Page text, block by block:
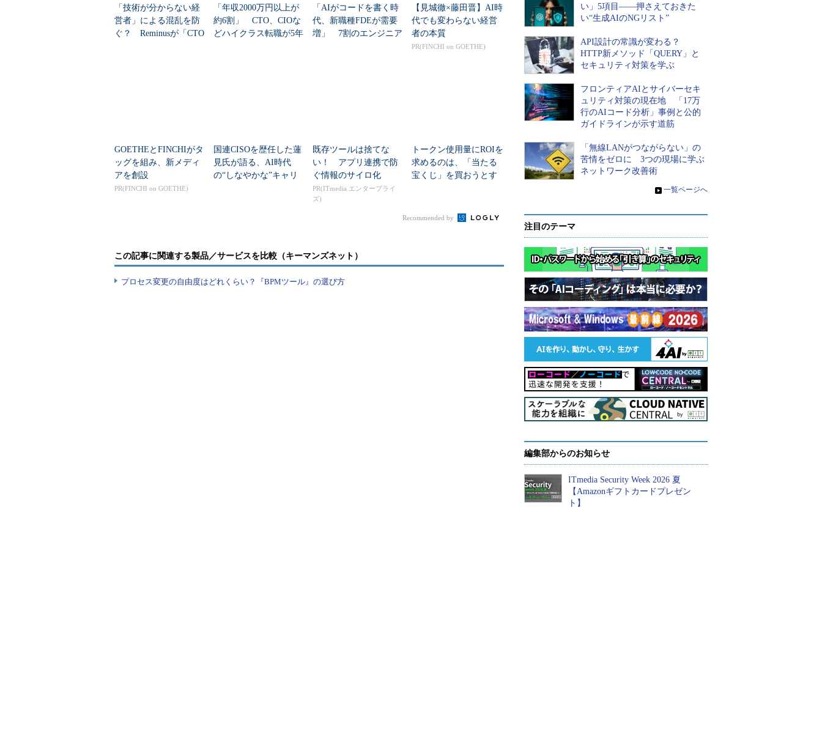
ており、そのうちアジアには17拠点あります。ここ数年における中国とインド拠点の成
長は目覚ましく、サーチビジネスを通じて「経済成長の基盤がどこに移行しつつあるの
「技術に理解がある」エンジニアCEOの存在は重要
小平：グローバルな視点から、経営者に接しているのですね。「将来の経営者」という
観点から日本のエンジニアを見て、どのように感じますか。
「エグゼクティブ候補」という観点からお
たエンジニアが実務経験の後にMBAに進学、再び企業
で経験を積んでCEOになる、というキャリアパスが一般
化しています。つまり、経営における「ハード面」とい
「技術が分からない経
営者」による混乱を防
ぐ？ Reminusが「CTO
「年収2000万円以上が
約6割」 CTO、CIOな
どハイクラス転職が5年
「AIがコードを書く時
代、新職種FDEが需要
増」 7割のエンジニア
【見城徹×藤田晋】AI時
代でも変わらない経営
者の本質
PR(FINCHI on GOETHE)
GOETHEとFINCHIがタ
ッグを組み、新メディ
アを創設
PR(FINCHI on GOETHE)
国連CISOを歴任した蓮
見氏が語る、AI時代
の“しなやかな”キャリ
既存ツールは捨てな
い！ アプリ連携で防
ぐ情報のサイロ化
PR(ITmedia エンタープライ
ズ)
トークン使用量にROIを
求めるのは、「当たる
宝くじ」を買おうとす
Recommended by
この記事に関連する製品／サービスを比較（キーマンズネット）
プロセス変更の自由度はどれくらい？『BPMツール』の選び方
い」5項目――押さえておきた
い“生成AIのNGリスト”
API設計の常識が変わる？
HTTP新メソッド「QUERY」と
セキュリティ対策を学ぶ
フロンティアAIとサイバーセキ
ュリティ対策の現在地 「17万
行のAIコード分析」事例と公的
ガイドラインが示す道筋
「無線LANがつながらない」の
苦情をゼロに 3つの現場に学ぶ
ネットワーク改善術
» 一覧ページへ
注目のテーマ
編集部からのお知らせ
ITmedia Security Week 2026 夏
【Amazonギフトカードプレゼン
ト】